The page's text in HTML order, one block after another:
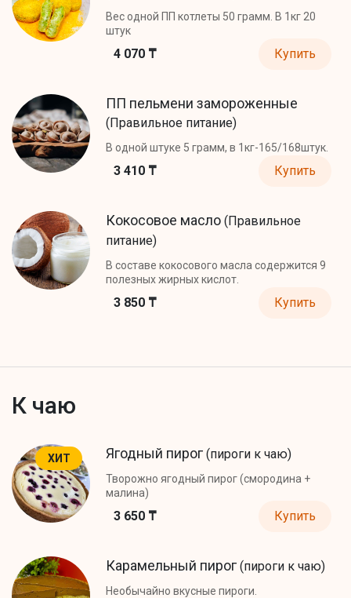
Вес одной ПП котлеты 50 грамм. В 1кг 20
штук
4 070 ₸ Купить
ПП пельмени замороженные
(Правильное питание)
В одной штуке 5 грамм, в 1кг-165/168штук.
3 410 ₸ Купить
Кокосовое масло (Правильное
питание)
В составе кокосового масла содержится 9
полезных жирных кислот.
3 850 ₸ Купить
К чаю
ХИТ Ягодный пирог (пироги к чаю)
Творожно ягодный пирог (смородина +
малина)
3 650 ₸ Купить
Карамельный пирог (пироги к чаю)
Необычайно вкусные пироги.